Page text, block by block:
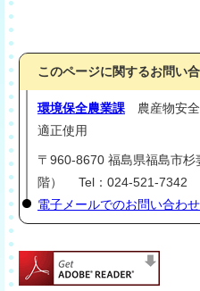
このページに関するお問い
環境保全農業課 農産物安全
適正使用
〒960-8670 福島県福島市
階） Tel：024-521-7342
電子メールでのお問い合わ